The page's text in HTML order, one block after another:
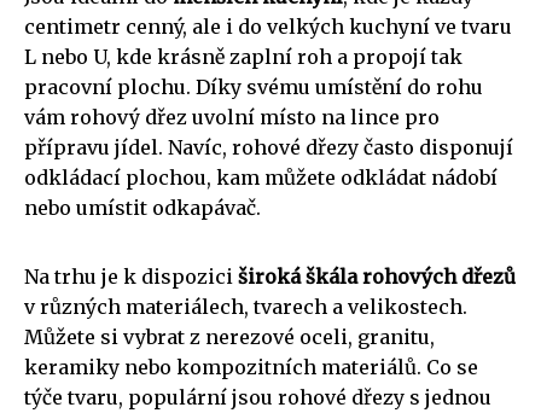
centimetr cenný, ale i do velkých kuchyní ve tvaru
L nebo U, kde krásně zaplní roh a propojí tak
pracovní plochu. Díky svému umístění do rohu
vám rohový dřez uvolní místo na lince pro
přípravu jídel. Navíc, rohové dřezy často disponují
odkládací plochou, kam můžete odkládat nádobí
nebo umístit odkapávač.
Na trhu je k dispozici široká škála rohových dřezů
v různých materiálech, tvarech a velikostech.
Můžete si vybrat z nerezové oceli, granitu,
keramiky nebo kompozitních materiálů. Co se
týče tvaru, populární jsou rohové dřezy s jednou